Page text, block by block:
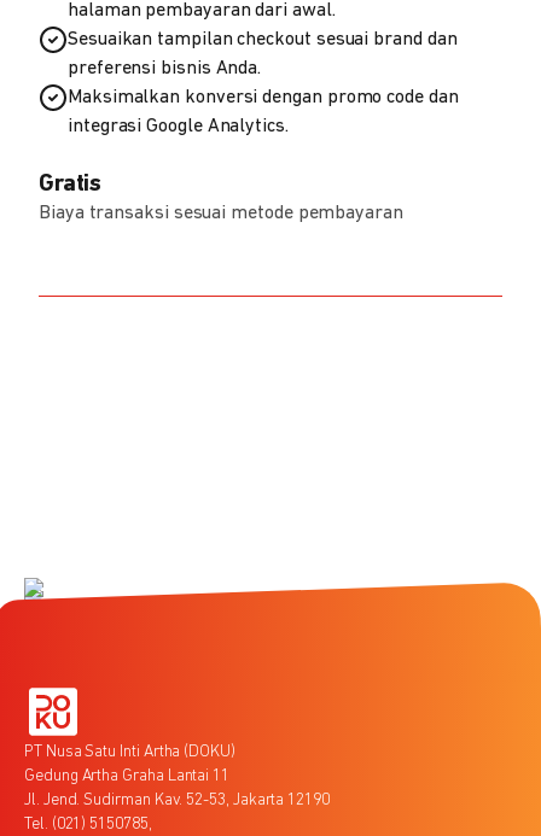
halaman pembayaran dari awal.
Sesuaikan tampilan checkout sesuai brand dan
preferensi bisnis Anda.
Maksimalkan konversi dengan promo code dan
integrasi Google Analytics.
Gratis
Biaya transaksi sesuai metode pembayaran
PT Nusa Satu Inti Artha (DOKU)
Gedung Artha Graha Lantai 11
Jl. Jend. Sudirman Kav. 52-53, Jakarta 12190
Tel. (021) 5150785,